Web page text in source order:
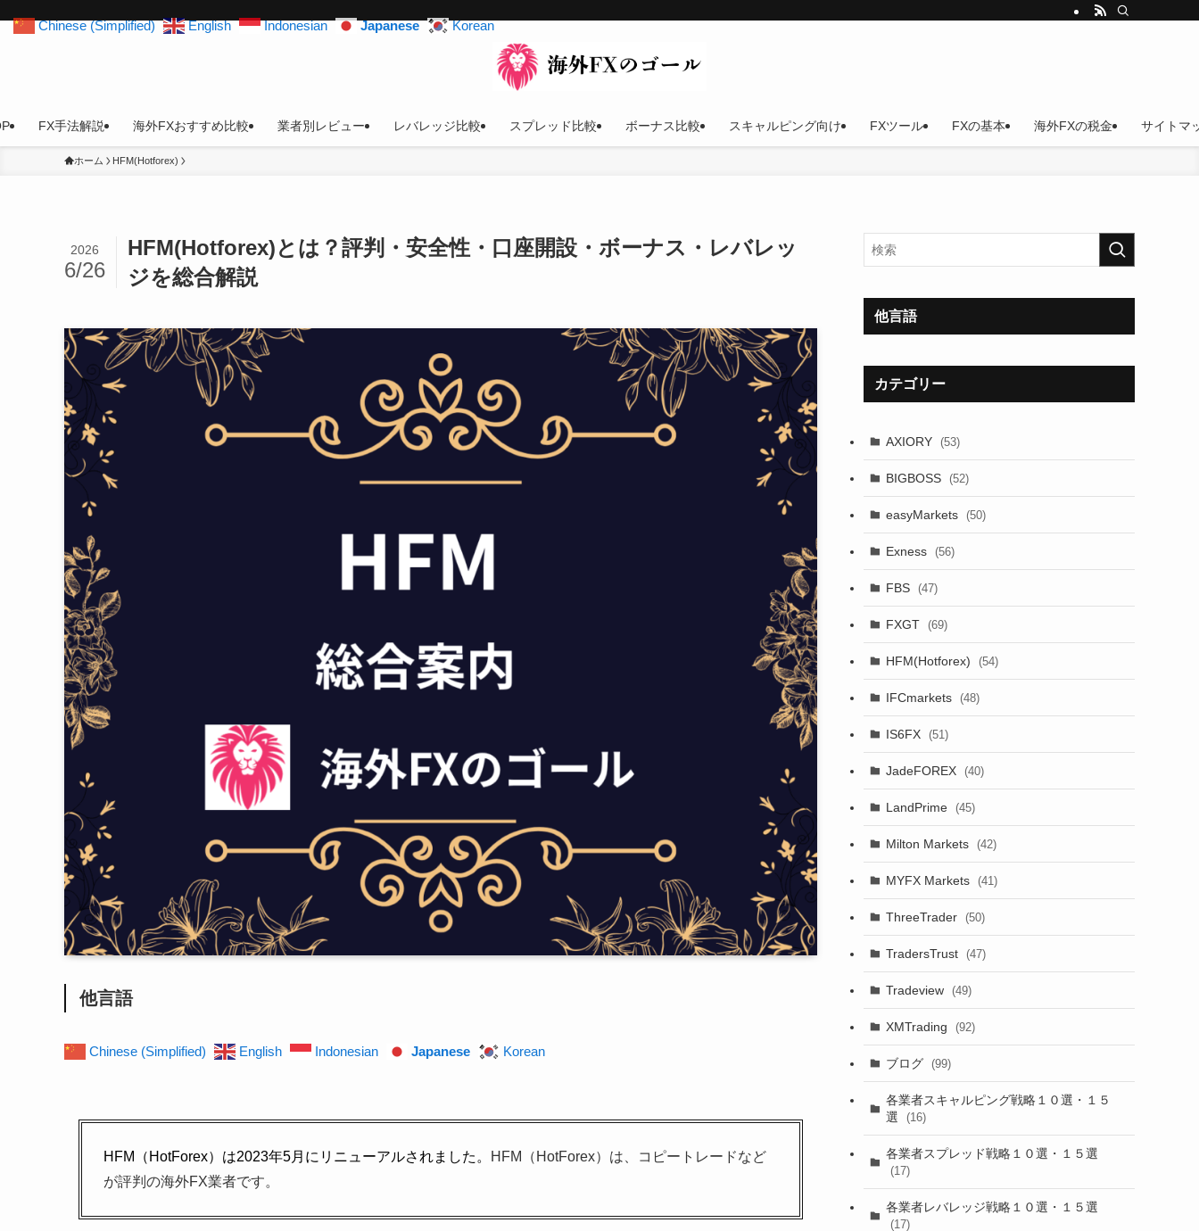
FX手法解説 海外FXおすすめ比較 業者別レビュー レバレッジ比較 スプレッド比較 ボーナス比較 スキャルピング向け FXツール FXの基本 海外FXの税金 サイトマ
ホーム HFM(Hotforex)
HFM(Hotforex)とは？評判・安全性・口座開設・ボーナス・レバレッ
ジを総合解説
2026
6/26
他言語
Chinese (Simplified) English Indonesian Japanese Korean
HFM（HotForex）は2023年5月にリニューアルされました。
HFM（HotForex）は、コピートレードなど
が評判の海外FX業者です。
他言語
カテゴリー
AXIORY (53)
BIGBOSS (52)
easyMarkets (50)
Exness (56)
FBS (47)
FXGT (69)
HFM(Hotforex) (54)
IFCmarkets (48)
IS6FX (51)
JadeFOREX (40)
LandPrime (45)
Milton Markets (42)
MYFX Markets (41)
ThreeTrader (50)
TradersTrust (47)
Tradeview (49)
XMTrading (92)
ブログ (99)
各業者スキャルピング戦略１０選・１５
選
(16)
各業者スプレッド戦略１０選・１５選
(17)
各業者レバレッジ戦略１０選・１５選
(17)
Chinese (Simplified) English Indonesian Japanese Korean